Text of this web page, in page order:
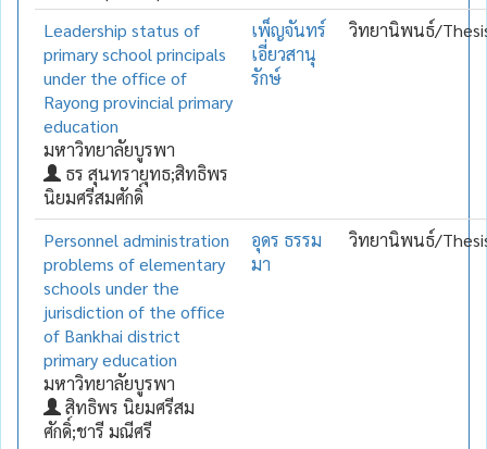
Leadership status of
primary school principals
under the office of
Rayong provincial primary
education
มหาวิทยาลัยบูรพา
ธร สุนทรายุทธ;สิทธิพร
นิยมศรีสมศักดิ์
เพ็ญจันทร์
เอี่ยวสานุ
รักษ์
วิทยานิพนธ์/
Personnel administration
problems of elementary
schools under the
jurisdiction of the office
of Bankhai district
primary education
มหาวิทยาลัยบูรพา
สิทธิพร นิยมศรีสม
ศักดิ์;ชารี มณีศรี
อุดร ธรรม
มา
วิทยานิพนธ์/